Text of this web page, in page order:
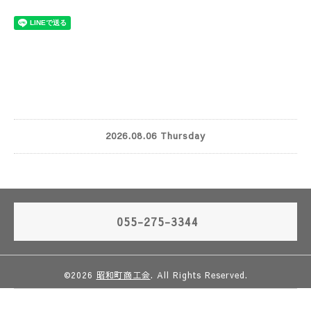
2026.08.06 Thursday
055-275-3344
©2026 昭和町商工会. All Rights Reserved.